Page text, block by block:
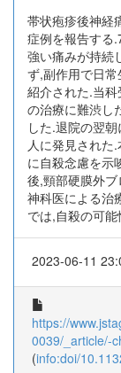
帯状疱疹後神経
症例を報告する
強い痛みが持続
ず,副作用で日
紹介された.当
の治療に難渋し
した.退院の翌
人に発見された
に自殺念慮を示
後,頸部硬膜外
神科医による治
では,自殺の可
2023-06-11
https://
0039/_article/-
(info:doi/